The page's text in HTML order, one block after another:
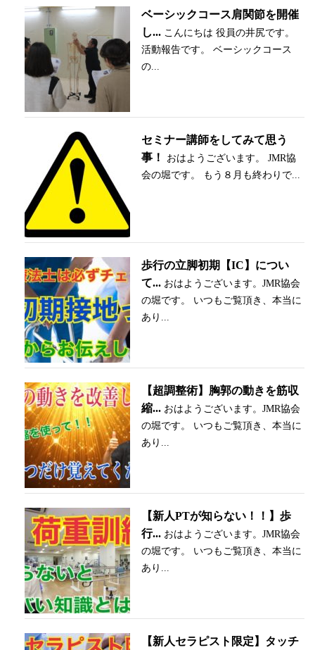
ベーシックコース肩関節を開催
し... こんにちは 役員の井尻です。
活動報告です。 ベーシックコース
の...
セミナー講師をしてみて思う
事！
おはようございます。 JMR協
会の堀です。 もう８月も終わりで...
歩行の立脚初期【IC】につい
て... おはようございます。JMR協会
の堀です。 いつもご覧頂き、本当に
あり...
【超調整術】胸郭の動きを筋収
縮... おはようございます。JMR協会
の堀です。 いつもご覧頂き、本当に
あり...
【新人PTが知らない！！】歩
行... おはようございます。JMR協会
の堀です。 いつもご覧頂き、本当に
あり...
【新人セラピスト限定】タッチ